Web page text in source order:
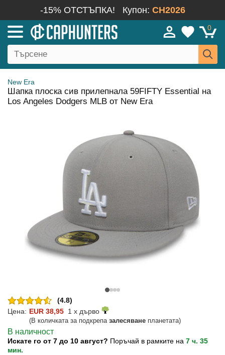
-15% ОТСТЪПКА! Купон: CH2026
0
New Era
Шапка плоска сив прилепнала 59FIFTY Essential на
Los Angeles Dodgers MLB от New Era
(4.8)
Цена: EUR 38,95 1 x дърво
(В количката за подкрепа залесяване планетата)
В наличност
Искате го от 7 до 10 август? Поръчай в рамките на 7 ч. 35
мин.